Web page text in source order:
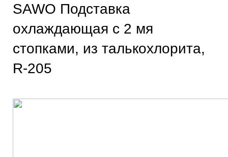
SAWO Подставка
охлаждающая c 2 мя
стопками, из талькохлорита,
R-205